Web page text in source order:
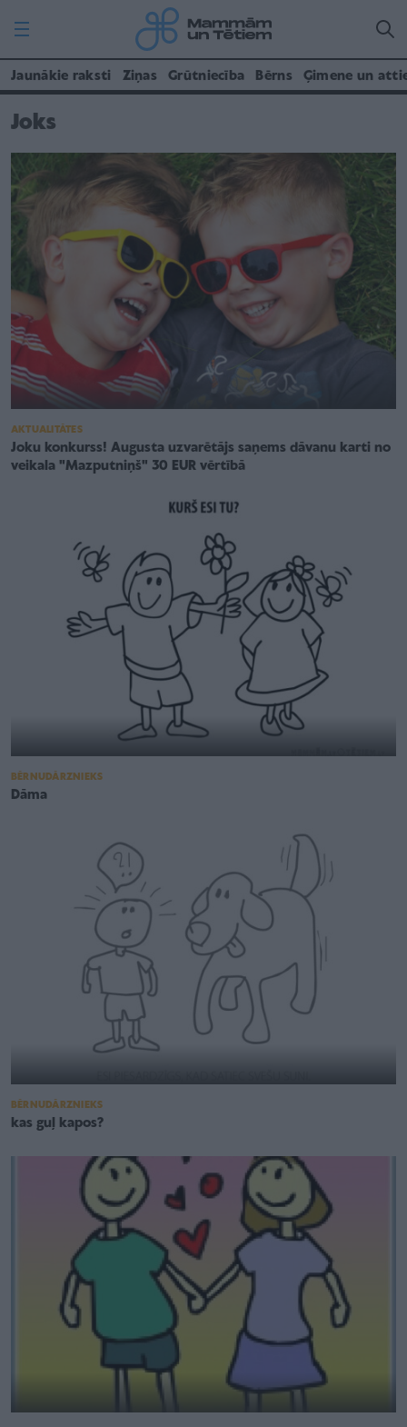
Jaunākie raksti Ziņas Grūtniecība Bērns Ģimene un
Joks
AKTUALITĀTES
Joku konkurss! Augusta uzvarētājs saņems dāvanu karti no
veikala "Mazputniņš" 30 EUR vērtībā
BĒRNUDĀRZNIEKS
Dāma
BĒRNUDĀRZNIEKS
kas guļ kapos?